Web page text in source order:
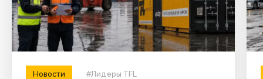
Новости #Лидеры TFL